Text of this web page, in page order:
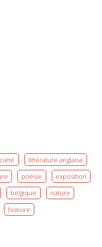
littérature anglaise
poésie
exposition
belgique
nature
histoire